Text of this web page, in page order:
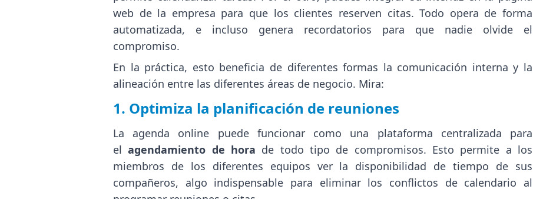
web de la empresa para que los clientes reserven citas. Todo opera de forma
automatizada, e incluso genera recordatorios para que nadie olvide el
compromiso.
En la práctica, esto beneficia de diferentes formas la comunicación interna y la
alineación entre las diferentes áreas de negocio. Mira:
1. Optimiza la planificación de reuniones
La agenda online puede funcionar como una plataforma centralizada para
elagendamiento de hora de todo tipo de compromisos. Esto permite a los
miembros de los diferentes equipos ver la disponibilidad de tiempo de sus
compañeros, algo indispensable para eliminar los conflictos de calendario al